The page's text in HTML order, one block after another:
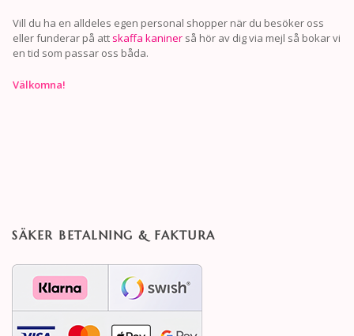
Vill du ha en alldeles egen personal shopper när du besöker oss
eller funderar på att skaffa kaniner så hör av dig via mejl så bokar vi
en tid som passar oss båda.
Välkomna!
SÄKER BETALNING & FAKTURA